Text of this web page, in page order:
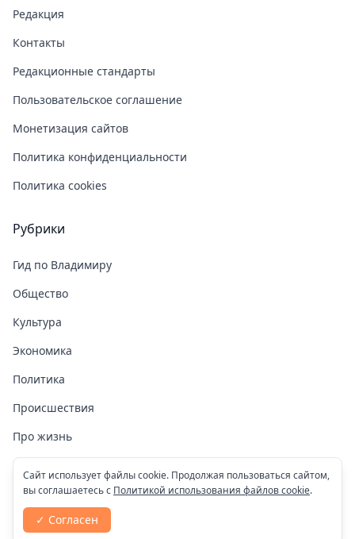
Редакция
Контакты
Редакционные стандарты
Пользовательское соглашение
Монетизация сайтов
Политика конфиденциальности
Политика cookies
Рубрики
Гид по Владимиру
Общество
Культура
Экономика
Политика
Происшествия
Про жизнь
Здоровье
COVID-19
Спорт
Сайт использует файлы cookie. Продолжая пользоваться сайтом,
вы соглашаетесь с Политикой использования файлов cookie.
✓ Согласен